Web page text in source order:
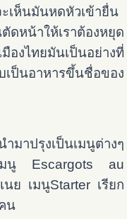
เห็นมันหดหัวเข้ายื่น
น้าให้เราต้องหยุด
งไทยมันเป็นอย่างที่
ป็นอาหารขึ้นชื่อของ
าปรุงเป็นเมนูต่างๆ
เมนู Escargots au
ย เมนูStarter เรียก
น